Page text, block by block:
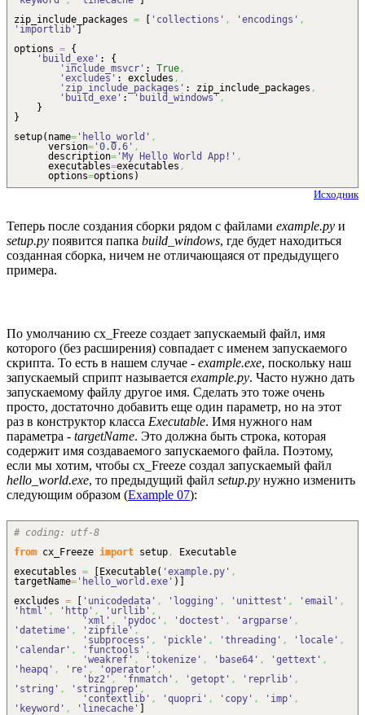
zip_include_packages = 'collections' , 'encodings' ,
'importlib'
options = {
'build_exe' : {
'include_msvcr' : True,
'excludes' : excludes ,
'zip_include_packages' : zip_include_packages ,
'build_exe' : 'build_windows' ,
}
}
setup( name= 'hello_world' ,
version= '0.0.6' ,
description= 'My Hello World App!' ,
executables=executables ,
options=options )
Исходник
Теперь после создания сборки рядом с файлами example.py и
setup.py появится папка build_windows, где будет находиться
созданная сборка, ничем не отличающаяся от предыдущего
примера.
По умолчанию cx_Freeze создает запускаемый файл, имя
которого (без расширения) совпадает с именем запускаемого
скрипта. То есть в нашем случае - example.exe, поскольку наш
запускаемый сприпт называется example.py. Часто нужно дать
запускаемому файлу другое имя. Сделать это тоже очень
просто, достаточно добавить еще один параметр, но на этот
раз в конструктор класса Executable. Имя нужного нам
параметра - targetName. Это должна быть строка, которая
содержит имя создаваемого запускаемого файла. Поэтому,
если мы хотим, чтобы cx_Freeze создал запускаемый файл
hello_world.exe, то предыдущий файл setup.py нужно изменить
следующим образом (Example 07):
# coding: utf-8
from cx_Freeze import setup ,
Executable
executables = [Executable( 'example.py' ,
targetName= 'hello_world.exe' ) ]
excludes = [ 'unicodedata' , 'logging' , 'unittest' , 'email' ,
'html' , 'http' , 'urllib' ,
'xml' , 'pydoc' , 'doctest' , 'argparse' ,
'datetime' , 'zipfile' ,
'subprocess' , 'pickle' , 'threading' , 'locale' ,
'calendar' , 'functools' ,
'weakref' , 'tokenize' , 'base64' , 'gettext' ,
'heapq' , 're' , 'operator' ,
'bz2' , 'fnmatch' , 'getopt' , 'reprlib' ,
'string' , 'stringprep' ,
'contextlib' , 'quopri' , 'copy' , 'imp' ,
'keyword' , 'linecache' ]